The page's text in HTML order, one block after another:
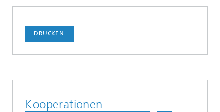
DRUCKEN
Kooperationen